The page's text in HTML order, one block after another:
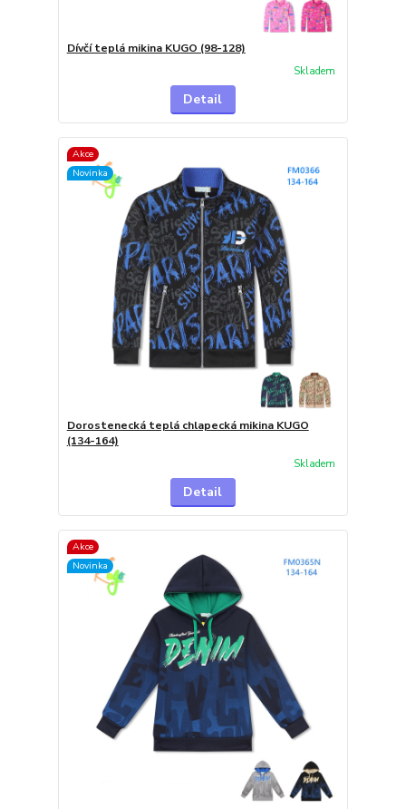
Dívčí teplá mikina KUGO (98-128)
Skladem
Detail
Akce
Novinka
Dorostenecká teplá chlapecká mikina KUGO
(134-164)
Skladem
Detail
Akce
Novinka